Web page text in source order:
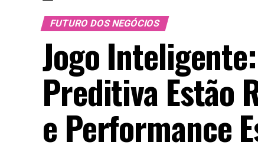
FUTURO DOS NEGÓCIOS
Jogo
Preditiva Estão
e Performance